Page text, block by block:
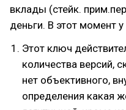
вклады (стейк.
деньги. В этот момент
Этот ключ
количества версий,
нет объективного,
определения какая